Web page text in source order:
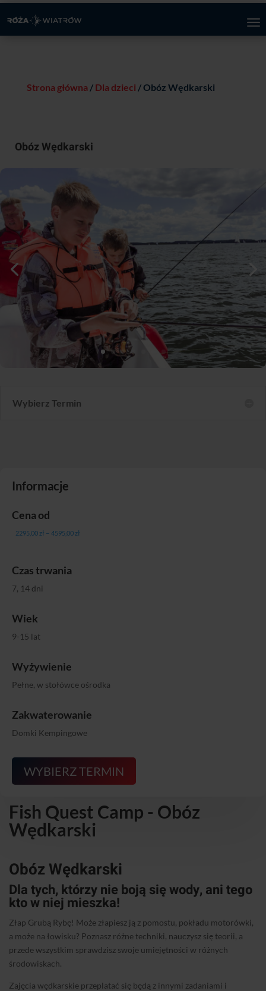
Strona główna/ Dla dzieci / Obóz Wędkarski
Obóz Wędkarski
Wybierz Termin
Informacje
Cena od
2295,00 zł – 4595,00 zł
Czas trwania
7, 14 dni
Wiek
9-15 lat
Wyżywienie
Pełne, w stołówce ośrodka
Zakwaterowanie
Domki Kempingowe
WYBIERZ TERMIN
Fish Quest Camp - Obóz
Wędkarski
Obóz Wędkarski
Dla tych, którzy nie boją się wody, ani tego
kto w niej mieszka!
Złap Grubą Rybę! Może złapiesz ją z pomostu, pokładu motorówki,
a może na łowisku? Poznasz różne techniki, nauczysz się teorii, a
przede wszystkim sprawdzisz swoje umiejętności w różnych
środowiskach.
Zajęcia wędkarskie przeplatać się będą z innymi zadaniami i